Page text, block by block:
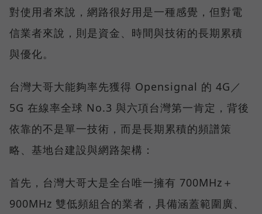
對使用者來說，網路很好用是一種感覺，但對電
信業者來說，則是資金、時間與技術的長期累積
與優化。
台灣大哥大能夠率先獲得 Opensignal 的 4G／
5G 在線率全球 No.3 與六項台灣第一肯定，背後
依靠的不是單一技術，而是長期累積的頻譜策
略、基地台建設與網路架構：
首先，台灣大哥大是全台唯一擁有 700MHz＋
900MHz 雙低頻組合的業者，具備涵蓋範圍廣、